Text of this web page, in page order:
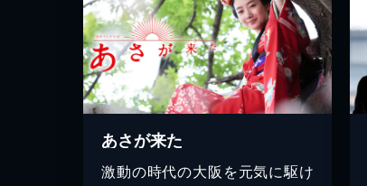
あさが来た
激動の時代の大阪を元気に駆け